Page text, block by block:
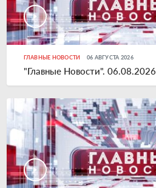
ГЛАВНЫЕ НОВОСТИ 06 АВГУСТА 2026
"Главные Новости". 06.08.2026